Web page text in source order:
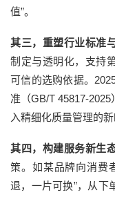
值”。
其三，重塑行业标准
制定与透明化，支持
可信的选购依据。
准（GB/T 45817-2025
入精细化质量管理的新
其四，构建服务新生态
策。如某品牌向消费
退，一片可换”，从下